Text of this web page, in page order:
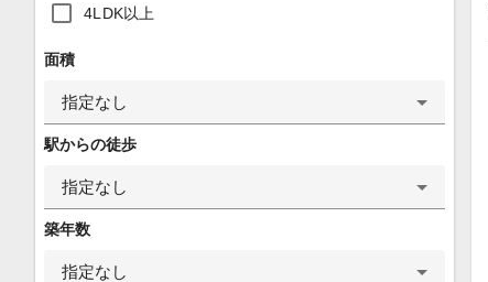
4LDK以上
面積
指定なし
駅からの徒歩
指定なし
築年数
指定なし